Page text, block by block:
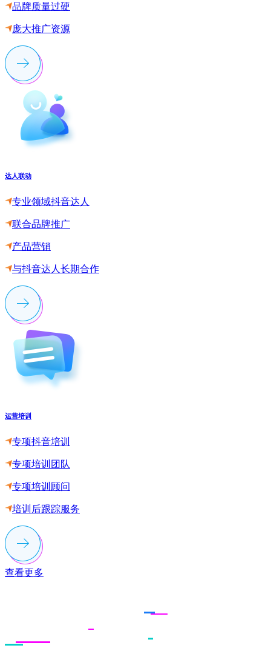
品牌质量过硬
庞大推广资源
达人联动
专业领域抖音达人
联合品牌推广
产品营销
与抖音达人长期合作
运营培训
专项抖音培训
专项培训团队
专项培训顾问
培训后跟踪服务
查看更多